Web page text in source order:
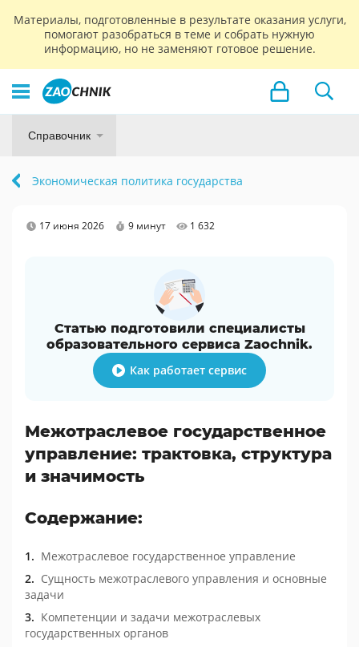
Материалы, подготовленные в результате оказания услуги,
помогают разобраться в теме и собрать нужную
информацию, но не заменяют готовое решение.
Справочник
Экономическая политика государства
17 июня 2026 9 минут 1 632
Статью подготовили специалисты
образовательного сервиса Zaochnik.
Как работает сервис
Межотраслевое государственное
управление: трактовка, структура
и значимость
Содержание:
Межотраслевое государственное управление
Сущность межотраслевого управления и основные
задачи
Компетенции и задачи межотраслевых
государственных органов